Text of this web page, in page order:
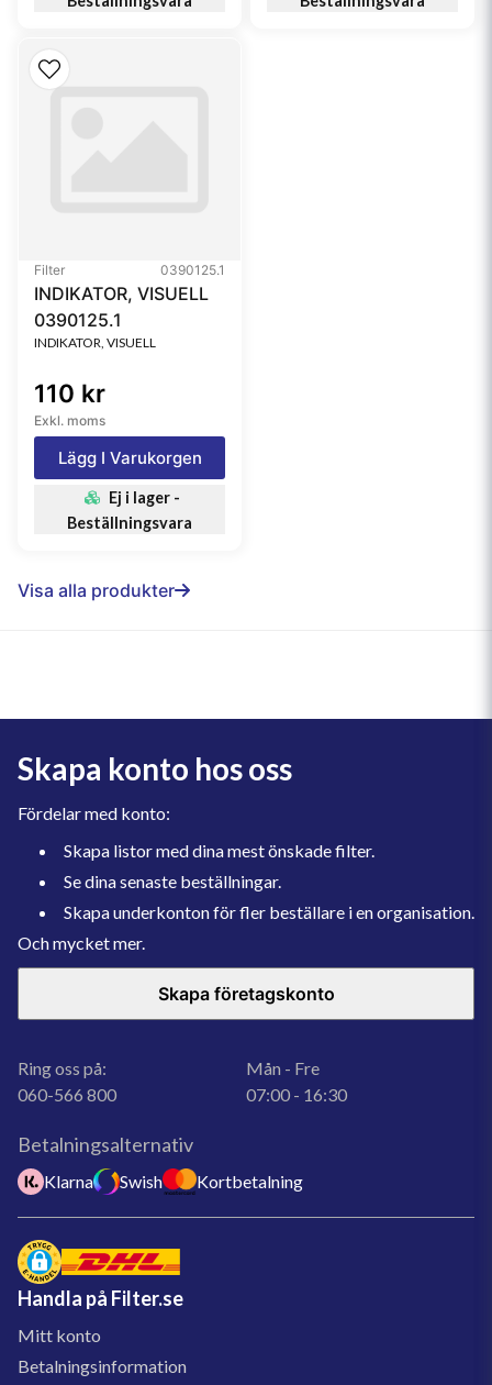
Filter 0390125.1
INDIKATOR, VISUELL
0390125.1
INDIKATOR, VISUELL
110 kr
Exkl. moms
Lägg I Varukorgen
Ej i lager -
Beställningsvara
Visa alla produkter
Skapa konto hos oss
Fördelar med konto:
Skapa listor med dina mest önskade filter.
Se dina senaste beställningar.
Skapa underkonton för fler beställare i en organisation.
Och mycket mer.
Skapa företagskonto
Ring oss på:
060-566 800
Mån - Fre
07:00 - 16:30
Betalningsalternativ
Klarna Swish Kortbetalning
Handla på Filter.se
Mitt konto
Betalningsinformation